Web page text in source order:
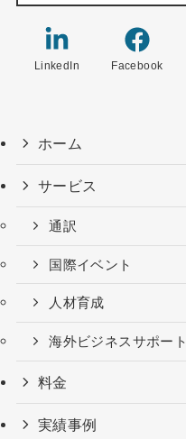
LinkedIn Facebook
ホーム
サービス
通訳
国際イベント
人材育成
海外ビジネスサポート
料金
実績事例